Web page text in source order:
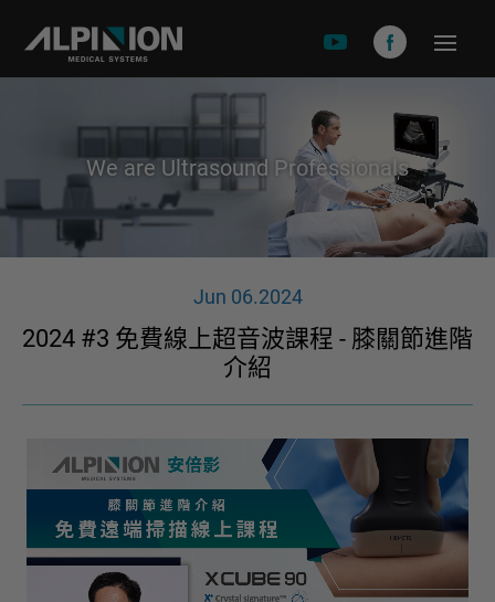
關於安倍影
產品介紹
X-CUBE 90
X-CUBE i9
minisono
活動資訊
課程資訊
We are Ultrasound Professionals
Jun 06.2024
2024 #3 免費線上超音波課程 - 膝關節進階
介紹